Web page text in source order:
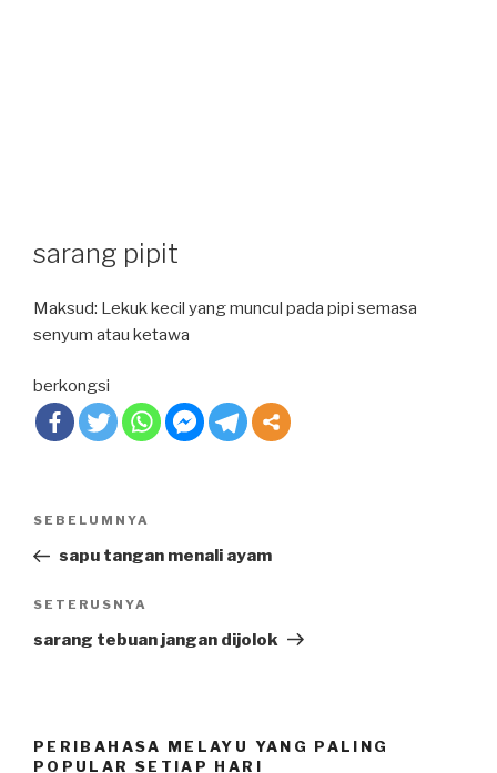
sarang pipit
Maksud: Lekuk kecil yang muncul pada pipi semasa
senyum atau ketawa
berkongsi
Post
Previous
Post
SEBELUMNYA
sapu tangan menali ayam
Next
Post
SETERUSNYA
sarang tebuan jangan dijolok
PERIBAHASA MELAYU YANG PALING
POPULAR SETIAP HARI